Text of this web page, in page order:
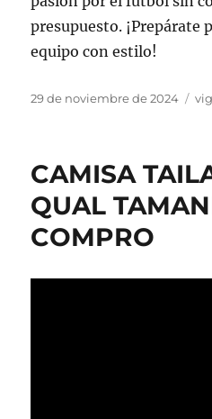
presupuesto. ¡Prepárate
equipo con estilo!
Publicado
29 de noviembre de 2024
CAMISA
QUAL
COMPRO